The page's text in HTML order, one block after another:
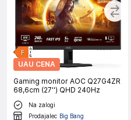
UAU CENA
Gaming monitor AOC Q27G4ZR
68,6cm (27'') QHD 240Hz
Na zalogi
Prodajalec Big Bang